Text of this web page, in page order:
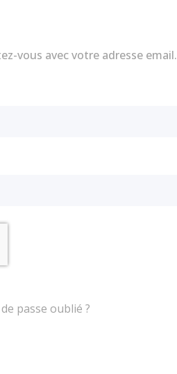
vous avec votre adresse email.
passe oublié ?